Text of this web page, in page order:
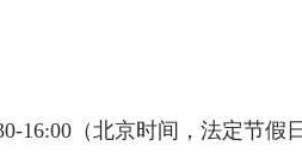
16:00（北京时间，法定节假